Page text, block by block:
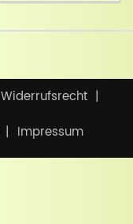
Widerrufsrecht
Impressum